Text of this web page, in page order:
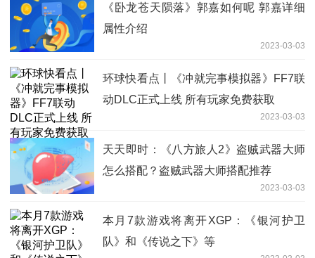
《卧龙苍天陨落》郭嘉如何呢 郭嘉详细
属性介绍
2023-03-03
环球快看点丨《冲就完事模拟器》FF7联
动DLC正式上线 所有玩家免费获取
2023-03-03
天天即时：《八方旅人2》盗贼武器大师
怎么搭配？盗贼武器大师搭配推荐
2023-03-03
本月7款游戏将离开XGP：《银河护卫
队》和《传说之下》等